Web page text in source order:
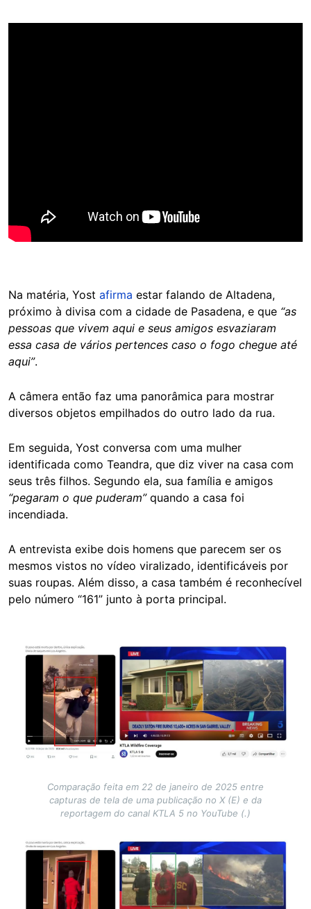
Na matéria, Yost afirma estar falando de Altadena,
próximo à divisa com a cidade de Pasadena, e que “as
pessoas que vivem aqui e seus amigos esvaziaram
essa casa de vários pertences caso o fogo chegue até
aqui”.
A câmera então faz uma panorâmica para mostrar
diversos objetos empilhados do outro lado da rua.
Em seguida, Yost conversa com uma mulher
identificada como Teandra, que diz viver na casa com
seus três filhos. Segundo ela, sua família e amigos
“pegaram o que puderam”quando a casa foi
incendiada.
A entrevista exibe dois homens que parecem ser os
mesmos vistos no vídeo viralizado, identificáveis por
suas roupas. Além disso, a casa também é reconhecível
pelo número “161” junto à porta principal.
Image
Comparação feita em 22 de janeiro de 2025 entre
capturas de tela de uma publicação no X (E) e da
reportagem do canal KTLA 5 no YouTube (.)
Image